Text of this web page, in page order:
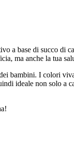
a base di succo
ma anche la tua
bambini. I colori
ideale non solo